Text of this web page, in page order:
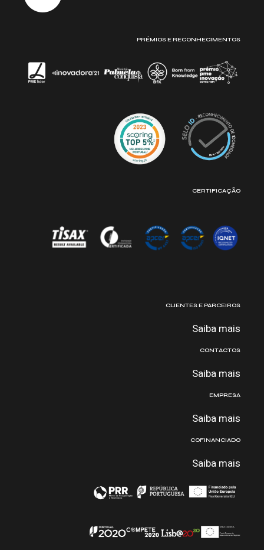
PRÉMIOS E RECONHECIMENTOS
CERTIFICAÇÃO
CLIENTES E PARCEIROS
Saiba mais
CONTACTOS
Saiba mais
EMPRESA
Saiba mais
COFINANCIADO
Saiba mais